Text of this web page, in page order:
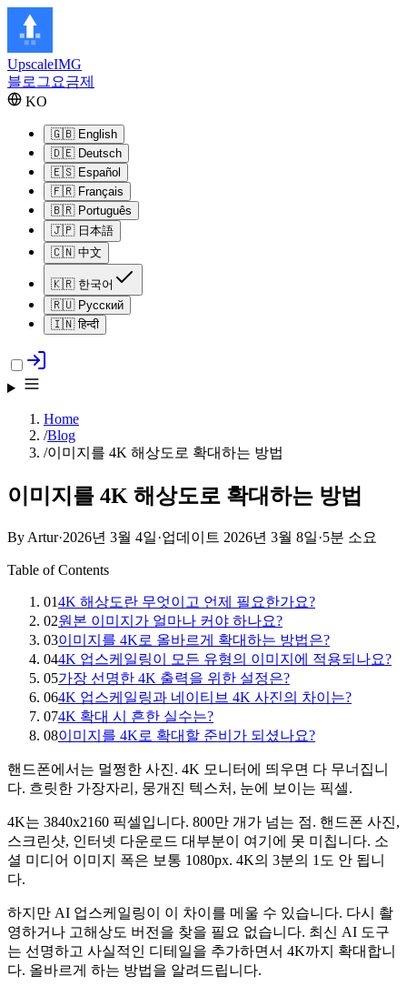
UpscaleIMG
블로그 요금제
KO
🇬🇧 English
🇩🇪 Deutsch
🇪🇸 Español
🇫🇷 Français
🇧🇷 Português
🇯🇵 日本語
🇨🇳 中文
🇰🇷 한국어
🇷🇺 Русский
🇮🇳 हिन्दी
Home
/Blog
/이미지를 4K 해상도로 확대하는 방법
이미지를 4K 해상도로 확대하는 방법
By Artur·2026년 3월 4일·업데이트 2026년 3월 8일·5분 소요
Table of Contents
014K 해상도란 무엇이고 언제 필요한가요?
02원본 이미지가 얼마나 커야 하나요?
03이미지를 4K로 올바르게 확대하는 방법은?
044K 업스케일링이 모든 유형의 이미지에 적용되나요?
05가장 선명한 4K 출력을 위한 설정은?
064K 업스케일링과 네이티브 4K 사진의 차이는?
074K 확대 시 흔한 실수는?
08이미지를 4K로 확대할 준비가 되셨나요?
핸드폰에서는 멀쩡한 사진. 4K 모니터에 띄우면 다 무너집니
다. 흐릿한 가장자리, 뭉개진 텍스처, 눈에 보이는 픽셀.
4K는 3840x2160 픽셀입니다. 800만 개가 넘는 점. 핸드폰 사진,
스크린샷, 인터넷 다운로드 대부분이 여기에 못 미칩니다. 소
셜 미디어 이미지 폭은 보통 1080px. 4K의 3분의 1도 안 됩니
다.
하지만 AI 업스케일링이 이 차이를 메울 수 있습니다. 다시 촬
영하거나 고해상도 버전을 찾을 필요 없습니다. 최신 AI 도구
는 선명하고 사실적인 디테일을 추가하면서 4K까지 확대합니
다. 올바르게 하는 방법을 알려드립니다.